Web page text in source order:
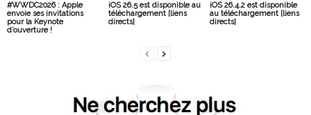
#WWDC2026 : Apple
envoie ses invitations
pour la Keynote
d’ouverture !
iOS 26.5 est disponible au
téléchargement [liens
directs]
iOS 26.4.2 est disponible
au téléchargement [liens
directs]